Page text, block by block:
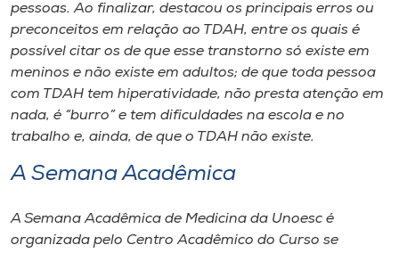
pessoas. Ao finalizar, destacou os principais erros ou
preconceitos em relação ao TDAH, entre os quais é
possível citar os de que esse transtorno só existe em
meninos e não existe em adultos; de que toda pessoa
com TDAH tem hiperatividade, não presta atenção em
nada, é “burro” e tem dificuldades na escola e no
trabalho e, ainda, de que o TDAH não existe.
A Semana Acadêmica
A Semana Acadêmica de Medicina da Unoesc é
organizada pelo Centro Acadêmico do Curso se